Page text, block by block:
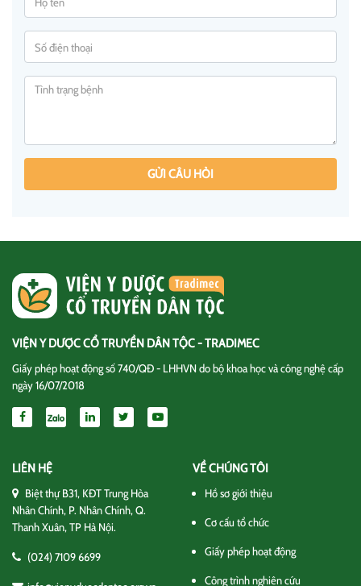
GỬI CÂU HỎI
VIỆN Y DƯỢC CỔ TRUYỀN DÂN TỘC - TRADIMEC
Giấy phép hoạt động số 740/QĐ - LHHVN do bộ khoa học và công nghệ cấp
ngày 16/07/2018
LIÊN HỆ
Biệt thự B31, KĐT Trung Hòa
Nhân Chính, P. Nhân Chính, Q.
Thanh Xuân, TP Hà Nội.
(024) 7109 6699
VỀ CHÚNG TÔI
Hồ sơ giới thiệu
Cơ cấu tổ chức
Giấy phép hoạt động
Công trình nghiên cứu